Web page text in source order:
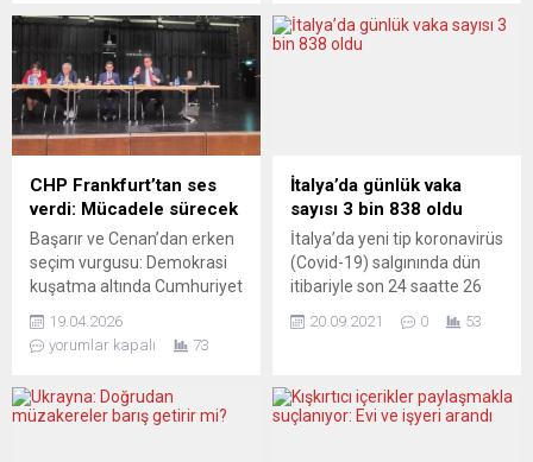
hakkında “milletvekili adayı”
olacağına dair iddialara çok
sert yanıt verdi. AABK
Başkanı Hüseyin Mat
“seçme ve seçilme hakkını
elde etmek amacıyla Türk
konsolosluğuna gittiği ve
yeniden Türk vatandaşı
ilk seçimlerde milletvekili
adayı olacağı” yolundaki
söylentileri “yalan” ve
“iftira”...
beklediğini söyledi. 11
Meclis Başkanı Andreas
Norlen ile görüşerek
hükümet kurma
çalışmaları...
CHP Frankfurt’tan ses
verdi: Mücadele sürecek
Başarır ve Cenan’dan erken
seçim vurgusu: Demokrasi
kuşatma altında Cumhuriyet
tarafından düzenlenen
“Türkiye ve Almanya siyasi
Türkiye’de demokrasi, hukuk
ve özgürlükler eksenindeki
19.04.2026
yorumlar kapalı
73
İtalya’da günlük vaka
sayısı 3 bin 838 oldu
İtalya’da yeni tip koronavirüs
(Covid-19) salgınında dün
itibariyle son 24 saatte 26
Bakanlığının verilerine göre,
testte 3 bin 838 kişiye Covid-
19 tanısı konuldu. Böylece
20.09.2021 0 53